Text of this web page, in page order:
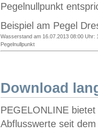
Pegelnullpunkt
Beispiel am Pegel
Wasserstand am 16.07.2013 08:00 Uhr:
Pegelnullpunkt
Download
PEGELONLINE
Abflusswerte seit